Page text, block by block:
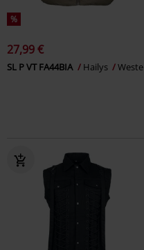
%
27,99 €
SL P VT FA44BIA Hailys Weste